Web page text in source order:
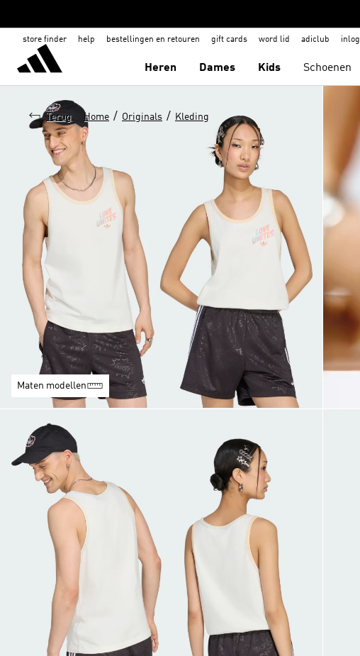
store finder help bestellingen en retouren gift cards word lid adiclub
Heren Dames Kids Schoenen
Terug Home / Originals / Kleding
Maten modellen